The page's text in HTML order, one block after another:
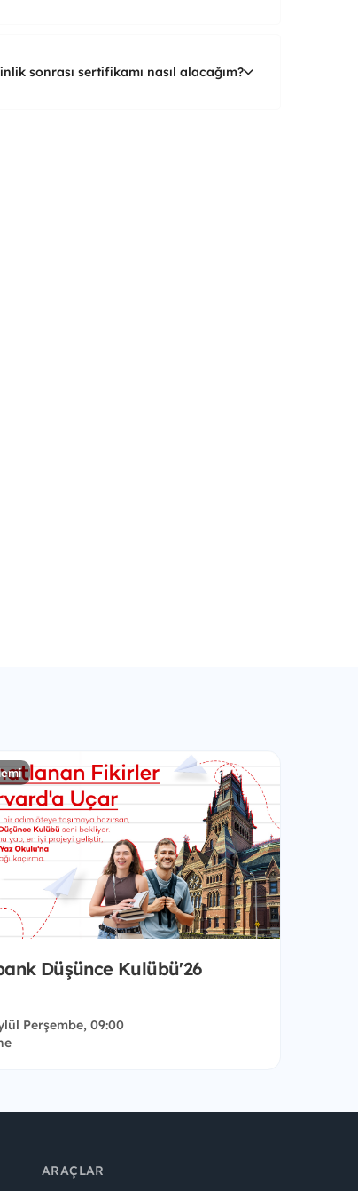
sonrası sertifikamı nasıl alacağım?
Düşünce Kulübü'26
Perşembe, 09:00
ARAÇLAR